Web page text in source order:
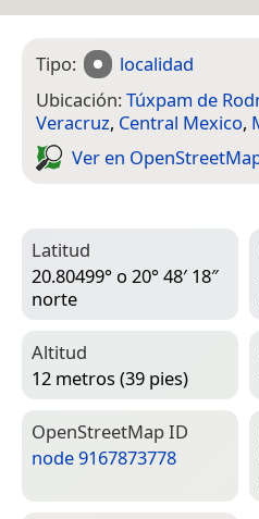
Tipo:
localidad
Ubicación:Túxpam de
Veracruz, Central Mexico,
Ver en
Latitud
20.80499° o 20° 48′ 18″
norte
Altitud
12 metros (39 pies)
Open­Street­Map ID
node 9167873778